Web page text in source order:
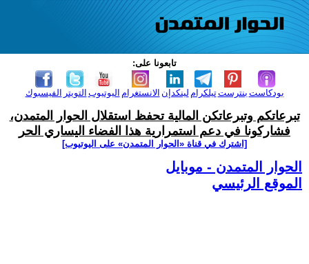
تابعونا على:
الفيسبوك التويتر اليوتيوب الانستغرام لينكدإن تيلكرامبنترست بودكاست
تبرعاتكم وتبرعاتكن المالية تحفظ استقلال الحوار المتمدن،
فشاركونا في دعم استمرارية هذا الفضاء اليساري الحر
[اشترك في قناة ‫«الحوار المتمدن» على اليوتيوب]
الحوار المتمدن - موبايل
الموقع الرئيسي